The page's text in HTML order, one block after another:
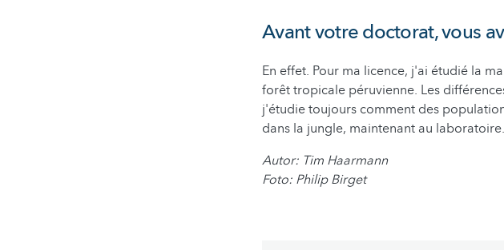
Avant votre doctorat, vous
En effet. Pour ma licence, j'ai étudié la
forêt tropicale péruvienne. Les
j'étudie toujours comment des
dans la jungle, maintenant au laboratoire.
Autor: Tim Haarmann
Foto: Philip Birget